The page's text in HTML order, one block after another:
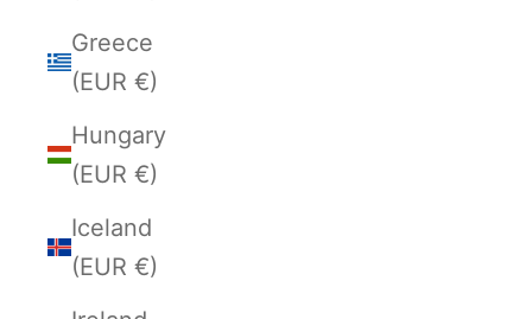
Greece
(EUR €)
Hungary
(EUR €)
Iceland
(EUR €)